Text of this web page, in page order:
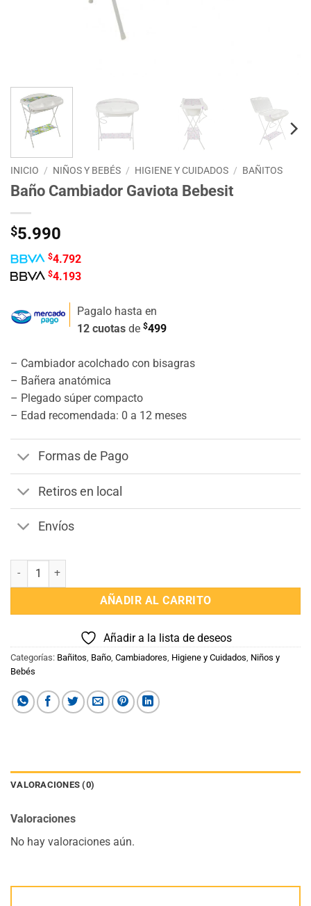
INICIO / NIÑOS Y BEBÉS / HIGIENE Y CUIDADOS / BAÑITOS
Baño Cambiador Gaviota Bebesit
$5.990
$4.792
$4.193
Pagalo hasta en
12 cuotas de $499
– Cambiador acolchado con bisagras
– Bañera anatómica
– Plegado súper compacto
– Edad recomendada: 0 a 12 meses
Formas de Pago
Retiros en local
Envíos
Baño Cambiador Gaviota Bebesit cantidad
AÑADIR AL CARRITO
Añadir a la lista de deseos
Categorías: Bañitos Baño Cambiadores Higiene y Cuidados Niños y
Bebés
VALORACIONES (0)
Valoraciones
No hay valoraciones aún.